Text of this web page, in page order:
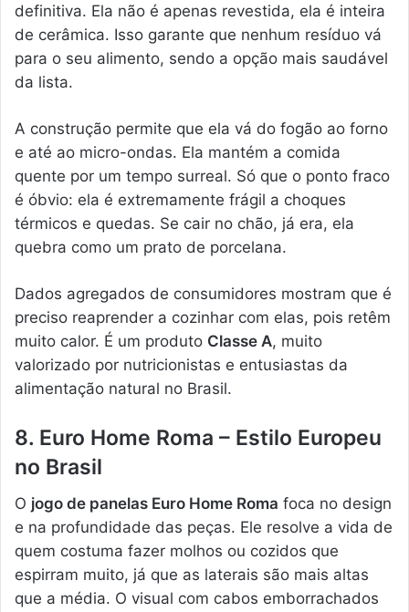
definitiva. Ela não é apenas revestida, ela é inteira
de cerâmica. Isso garante que nenhum resíduo vá
para o seu alimento, sendo a opção mais saudável
da lista.
A construção permite que ela vá do fogão ao forno
e até ao micro-ondas. Ela mantém a comida
quente por um tempo surreal. Só que o ponto fraco
é óbvio: ela é extremamente frágil a choques
térmicos e quedas. Se cair no chão, já era, ela
quebra como um prato de porcelana.
Dados agregados de consumidores mostram que é
preciso reaprender a cozinhar com elas, pois retêm
muito calor. É um produto Classe A, muito
valorizado por nutricionistas e entusiastas da
alimentação natural no Brasil.
8. Euro Home Roma – Estilo Europeu
no Brasil
O jogo de panelas Euro Home Roma foca no design
e na profundidade das peças. Ele resolve a vida de
quem costuma fazer molhos ou cozidos que
espirram muito, já que as laterais são mais altas
que a média. O visual com cabos emborrachados